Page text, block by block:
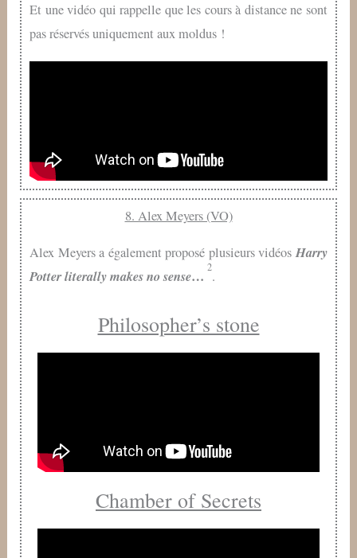
Et une vidéo qui rappelle que les cours à distance ne sont
pas réservés uniquement aux moldus !
8. Alex Meyers (VO)
Alex Meyers a également proposé plusieurs vidéosHarry
Potter literally makes no sense…
2
.
Philosopher’s stone
Chamber of Secrets